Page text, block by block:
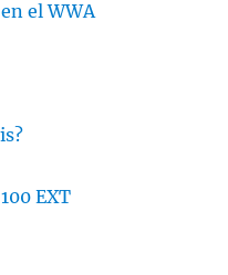
el WWA
EXT